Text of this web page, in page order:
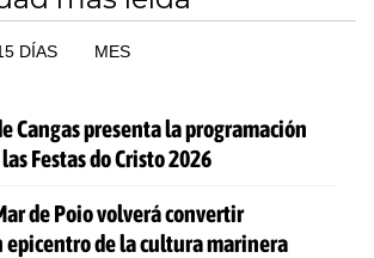
DÍAS MES
Cangas presenta la programación
Festas do Cristo 2026
de Poio volverá convertir
epicentro de la cultura marinera